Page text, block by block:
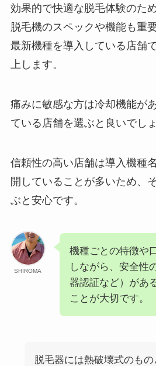
効果的で快適な脱毛体験のた
脱毛機のスペックや機能も重
最新機種を導入している店舗
上します。
痛みに敏感な方は冷却機能が
ている店舗を選ぶと良いでしょ
信頼性の高い店舗は導入機種
開していることが多いため、
ぶと安心です。
SHIROMA
機種ごとの特徴や
しながら、安全性
器認証など）があ
ことが大切です。
脱毛器には熱破壊式のも